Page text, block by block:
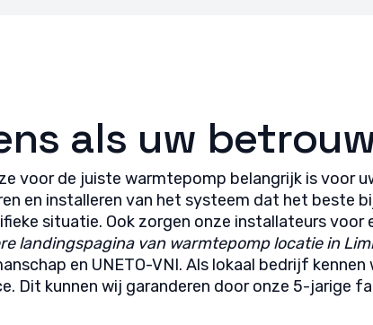
als uw
voor de juiste warmtepomp belangrijk is voor
en installeren van het systeem dat het beste
situatie. Ook zorgen onze installateurs
landingspagina van warmtepomp locatie in
en UNETO-VNI. Als lokaal bedrijf
Dit kunnen wij garanderen door onze 5-jarige